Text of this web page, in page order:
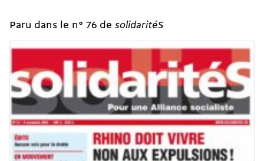
Paru dans le n° 76 de solidaritéS